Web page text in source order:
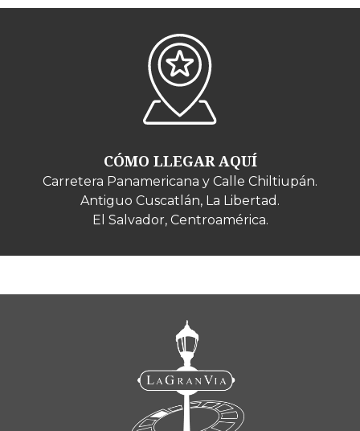
CÓMO LLEGAR AQUÍ
Carretera Panamericana y Calle Chiltiupán.
Antiguo Cuscatlán, La Libertad.
El Salvador, Centroamérica.